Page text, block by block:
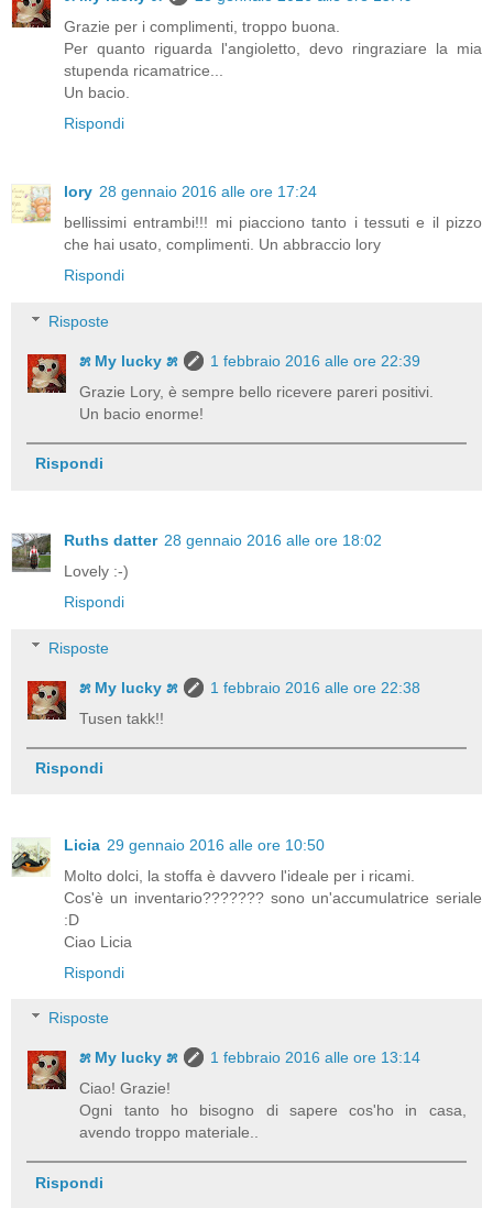
Grazie per i complimenti, troppo buona.
Per quanto riguarda l'angioletto, devo ringraziare la mia
stupenda ricamatrice...
Un bacio.
Rispondi
lory 28 gennaio 2016 alle ore 17:24
bellissimi entrambi!!! mi piacciono tanto i tessuti e il pizzo
che hai usato, complimenti. Un abbraccio lory
Rispondi
Risposte
೫ My lucky ೫
1 febbraio 2016 alle ore 22:39
Grazie Lory, è sempre bello ricevere pareri positivi.
Un bacio enorme!
Rispondi
Ruths datter 28 gennaio 2016 alle ore 18:02
Lovely :-)
Rispondi
Risposte
೫ My lucky ೫
1 febbraio 2016 alle ore 22:38
Tusen takk!!
Rispondi
Licia 29 gennaio 2016 alle ore 10:50
Molto dolci, la stoffa è davvero l'ideale per i ricami.
Cos'è un inventario??????? sono un'accumulatrice seriale
:D
Ciao Licia
Rispondi
Risposte
೫ My lucky ೫
1 febbraio 2016 alle ore 13:14
Ciao! Grazie!
Ogni tanto ho bisogno di sapere cos'ho in casa,
avendo troppo materiale..
Rispondi